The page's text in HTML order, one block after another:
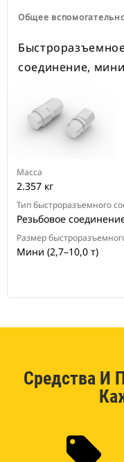
Общее
соединение, мини
Масса
2.357 кг
Тип быстроразъемного
Резьбовое
Размер
Мини (2,7–10,0 т)
Средства И